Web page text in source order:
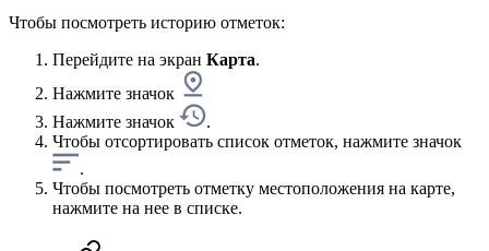
Чтобы посмотреть историю отметок:
Перейдите на экран Карта.
Нажмите значок
Нажмите значок
.
Чтобы отсортировать список отметок, нажмите значок
.
Чтобы посмотреть отметку местоположения на карте,
нажмите на нее в списке.